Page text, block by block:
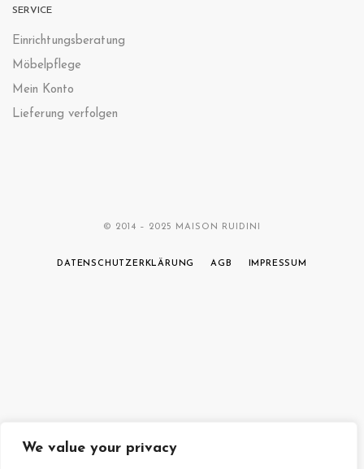
We value your privacy
SERVICE
Einrichtungsberatung
Möbelpflege
Mein Konto
Lieferung verfolgen
© 2014 – 2025 MAISON RUIDINI
DATENSCHUTZERKLÄRUNG AGB IMPRESSUM